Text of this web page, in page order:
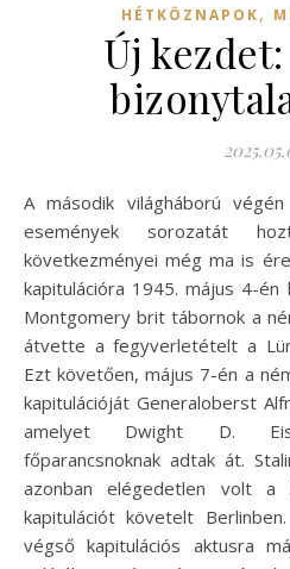
HÉTKÖZNAPOK,
Új
A második világháború végén az 1945-ös év jelentős
események sorozatát
következményei még ma is
kapitulációra 1945. május 4-
Montgomery brit tábornok a
átvette a fegyverletételt a
Ezt követően, május 7-én a
kapitulációját Generaloberst
amelyet Dwight D.
főparancsnoknak adtak át.
azonban elégedetlen volt
kapitulációt követelt
végső kapitulációs aktusra